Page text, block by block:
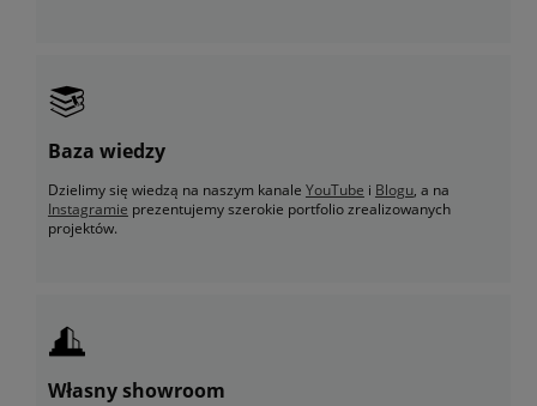
Baza wiedzy
Dzielimy się wiedzą na naszym kanale YouTube i Blogu, a na
Instagramie prezentujemy szerokie portfolio zrealizowanych
projektów.
Własny showroom